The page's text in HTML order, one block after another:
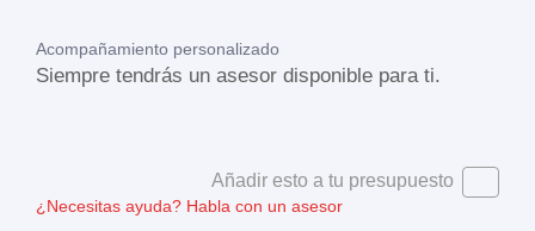
Acompañamiento personalizado
Siempre tendrás un asesor disponible para ti.
Añadir esto a tu presupuesto
¿Necesitas ayuda? Habla con un asesor